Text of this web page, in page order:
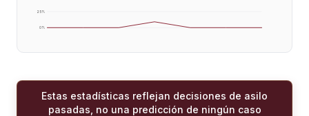
0%
25%
Estas estadísticas reflejan decisiones de asilo
pasadas, no una predicción de ningún caso